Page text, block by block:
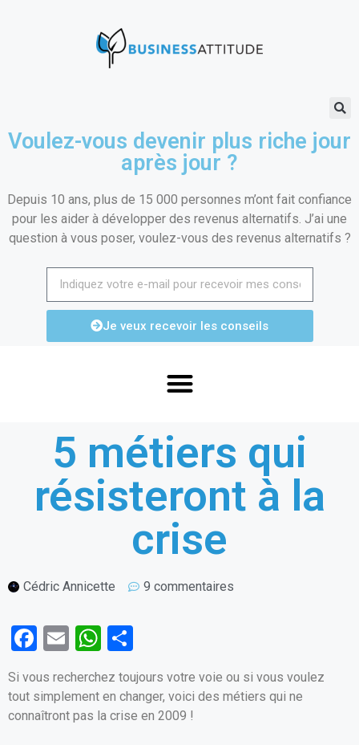
Voulez-vous devenir plus riche jour
après jour ?
Depuis 10 ans, plus de 15 000 personnes m’ont fait confiance
pour les aider à développer des revenus alternatifs. J’ai une
question à vous poser, voulez-vous des revenus alternatifs ?
Je veux recevoir les conseils
5 métiers qui
résisteront à la
crise
Cédric Annicette 9 commentaires
F
ce
b
E
m
ail
W
at
s
ar
ta
g
Si vous recherchez toujours votre voie ou si vous voulez
tout simplement en changer, voici des métiers qui ne
connaîtront pas la crise en 2009 !